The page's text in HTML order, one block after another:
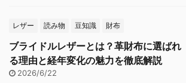
レザー 読み物 豆知識 財布
ブライドルレザーとは？革財布に選ばれ
る理由と経年変化の魅力を徹底解説
2026/6/22